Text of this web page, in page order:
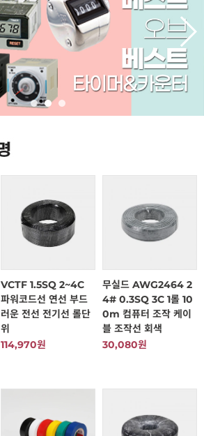
VCTF 1.5SQ 2~4C
파워코드선 연선 부드
러운 전선 전기선 롤단
위
114,970원
무실드 AWG2464 2
4# 0.3SQ 3C 1롤 10
0m 컴퓨터 조작 케이
블 조작선 회색
30,080원